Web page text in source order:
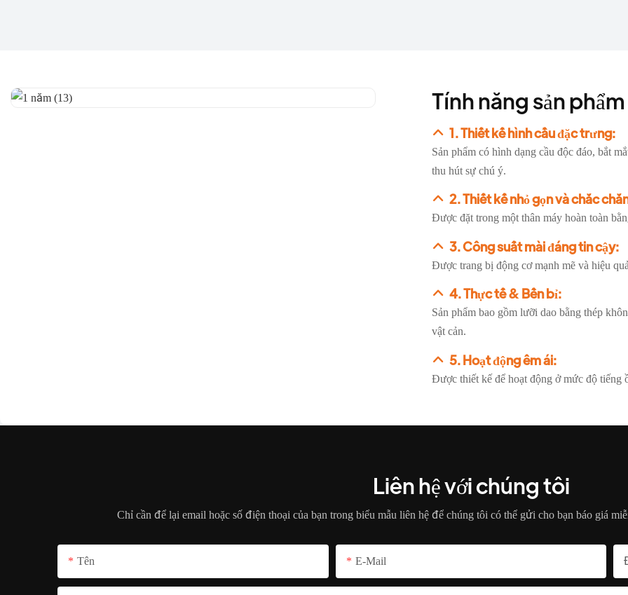
Tính năng sản phẩm
1. Thiết kế hình cầu đặc trưng:
Sản phẩm có hình dạng cầu độc đáo, bắt
thu hút sự chú ý.
2. Thiết kế nhỏ gọn và chắc
Được đặt trong một thân máy hoàn toàn
3. Công suất mài đáng tin cậy:
Được trang bị động cơ mạnh mẽ và hiệu
4. Thực tế & Bền bỉ:
Sản phẩm bao gồm lưỡi dao bằng thép
vật cản.
5. Hoạt động êm ái:
Được thiết kế để hoạt động ở mức độ tiếng
Liên hệ với chúng tôi
Chỉ cần để lại email hoặc số điện thoại của bạn trong biểu mẫu liên hệ để chúng tôi có thể gửi cho bạn báo giá
Tên E-Mail